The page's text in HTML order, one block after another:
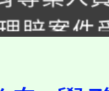
賠案件